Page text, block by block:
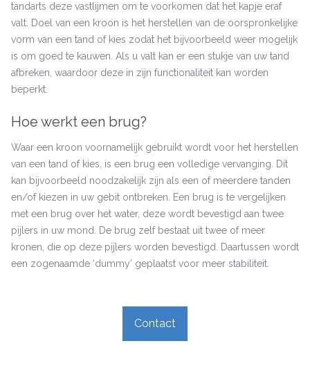
tandarts deze vastlijmen om te voorkomen dat het kapje eraf
valt. Doel van een kroon is het herstellen van de oorspronkelijke
vorm van een tand of kies zodat het bijvoorbeeld weer mogelijk
is om goed te kauwen. Als u valt kan er een stukje van uw tand
afbreken, waardoor deze in zijn functionaliteit kan worden
beperkt.
Hoe werkt een brug?
Waar een kroon voornamelijk gebruikt wordt voor het herstellen
van een tand of kies, is een brug een volledige vervanging. Dit
kan bijvoorbeeld noodzakelijk zijn als een of meerdere tanden
en/of kiezen in uw gebit ontbreken. Een brug is te vergelijken
met een brug over het water, deze wordt bevestigd aan twee
pijlers in uw mond. De brug zelf bestaat uit twee of meer
kronen, die op deze pijlers worden bevestigd. Daartussen wordt
een zogenaamde ‘dummy’ geplaatst voor meer stabiliteit.
Contact